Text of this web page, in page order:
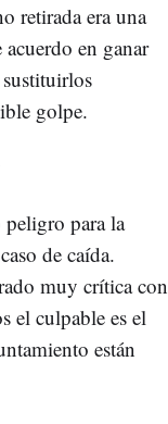
retirada era una
en ganar
golpe.
peligro para la
de caída.
muy crítica con
el culpable es el
están